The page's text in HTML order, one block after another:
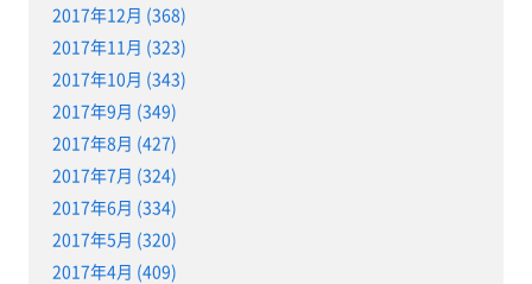
2017年12月 (368)
2017年11月 (323)
2017年10月 (343)
2017年9月 (349)
2017年8月 (427)
2017年7月 (324)
2017年6月 (334)
2017年5月 (320)
2017年4月 (409)